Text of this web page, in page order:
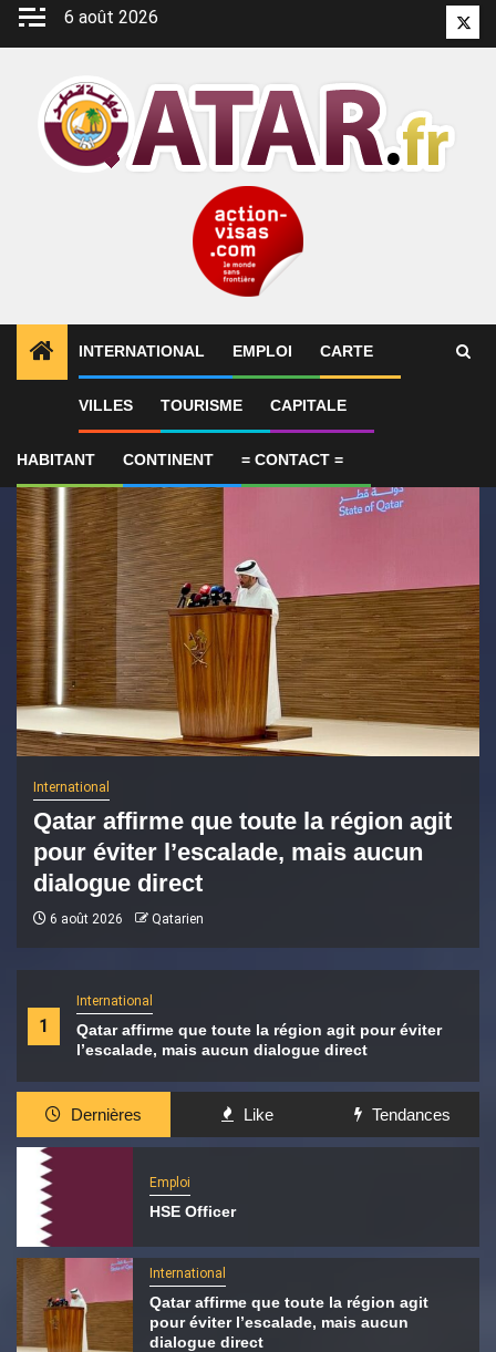
Aller
6 août 2026
INTERNATIONAL EMPLOI CARTE
VILLES TOURISME CAPITALE
HABITANT CONTINENT = CONTACT =
ALERTES INFO 1 Qatar affirme que toute la
1
International
Qatar affirme que toute la région agit pour éviter
l’escalade, mais aucun dialogue direct
International
Qatar affirme que toute la région agit
pour éviter l’escalade, mais aucun
dialogue direct
6 août 2026 Qatarien
Dernières Like Tendances
Emploi
HSE Officer
International
Qatar affirme que toute la région agit
pour éviter l’escalade, mais aucun
dialogue direct